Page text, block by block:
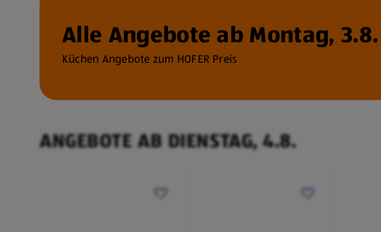
Alle Angebote ab Montag, 3.8.
Küchen Angebote zum HOFER Preis
ANGEBOTE AB DIENSTAG, 4.8.